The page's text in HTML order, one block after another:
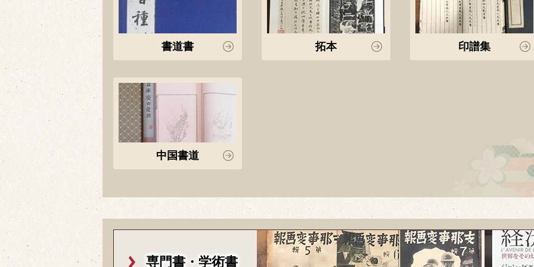
書道書 拓本 印譜集
中国書道
専門書・学術書